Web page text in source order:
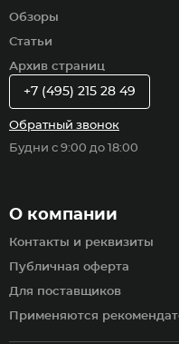
Обзоры
Статьи
Архив страниц
О компании
Контакты и реквизиты
Публичная оферта
Для поставщиков
Применяются
+7 (495) 215 28 49
Обратный звонок
Будни с 9:00 до 18:00